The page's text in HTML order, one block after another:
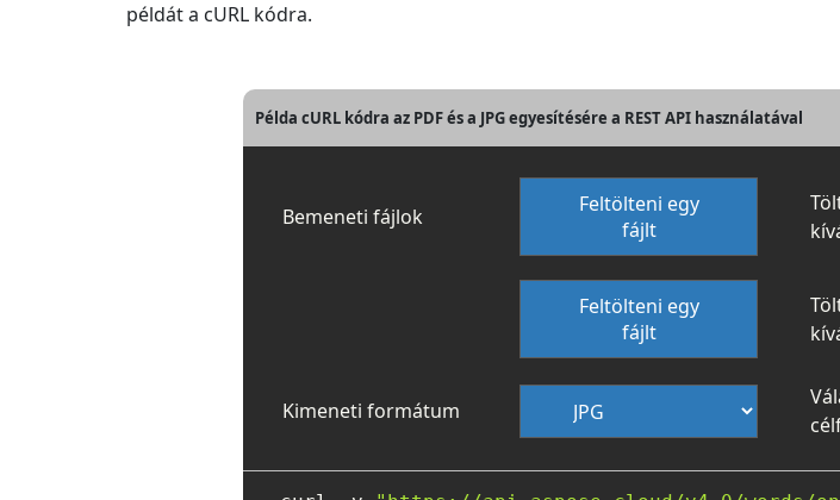
példát a cURL kódra.
Példa cURL kódra az PDF és a JPG egyesítésére a REST API használatával
Bemeneti fájlok
Feltölteni egy
fájlt
Feltölteni egy
fájlt
Kimeneti formátum